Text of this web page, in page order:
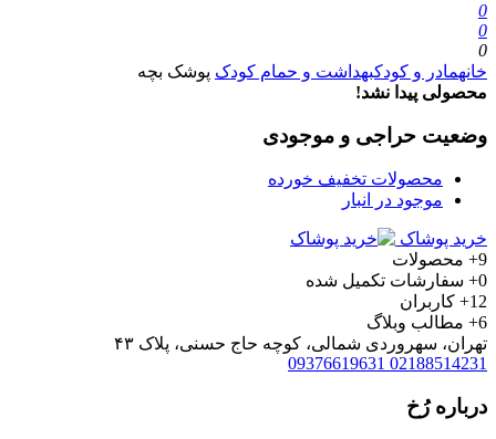
0
0
0
خانهمادر و کودکبهداشت و حمام کودک پوشک بچه
محصولی پیدا نشد!
وضعیت حراجی و موجودی
محصولات تخفیف خورده
موجود در انبار
خرید پوشاک
9+
محصولات
0+
سفارشات تکمیل شده
12+
کاربران
6+
مطالب وبلاگ
تهران، سهروردی شمالی، کوچه حاج حسنی، پلاک ۴۳
02188514231
09376619631
درباره رُخ